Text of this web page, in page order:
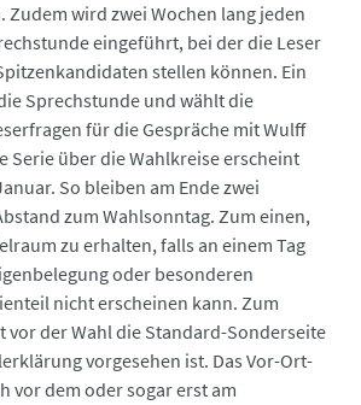
Zudem wird zwei Wochen lang jeden
eingeführt, bei der die Leser
stellen können. Ein
Sprechstunde und wählt die
für die Gespräche mit Wulff
Serie über die Wahlkreise erscheint
So bleiben am Ende zwei
zum Wahlsonntag. Zum einen,
zu erhalten, falls an einem Tag
oder besonderen
nicht erscheinen kann. Zum
vor der Wahl die Standard-Sonderseite
vorgesehen ist. Das Vor-Ort-
vor dem oder sogar erst am